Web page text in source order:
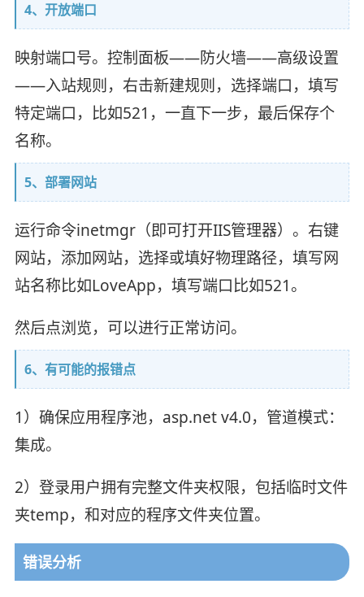
4、开放端口
映射端口号。控制面板——防火墙——高级设置
——入站规则，右击新建规则，选择端口，填写
特定端口，比如521，一直下一步，最后保存个
名称。
5、部署网站
运行命令inetmgr（即可打开IIS管理器）。右键
网站，添加网站，选择或填好物理路径，填写网
站名称比如LoveApp，填写端口比如521。
然后点浏览，可以进行正常访问。
6、有可能的报错点
1）确保应用程序池，asp.net v4.0，管道模式：
集成。
2）登录用户拥有完整文件夹权限，包括临时文件
夹temp，和对应的程序文件夹位置。
错误分析